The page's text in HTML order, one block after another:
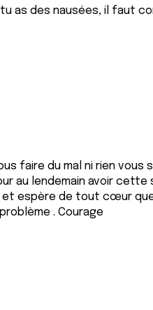
as des nausées, il faut
faire du mal ni rien vous
au lendemain avoir
et espère de tout cœur
. Courage